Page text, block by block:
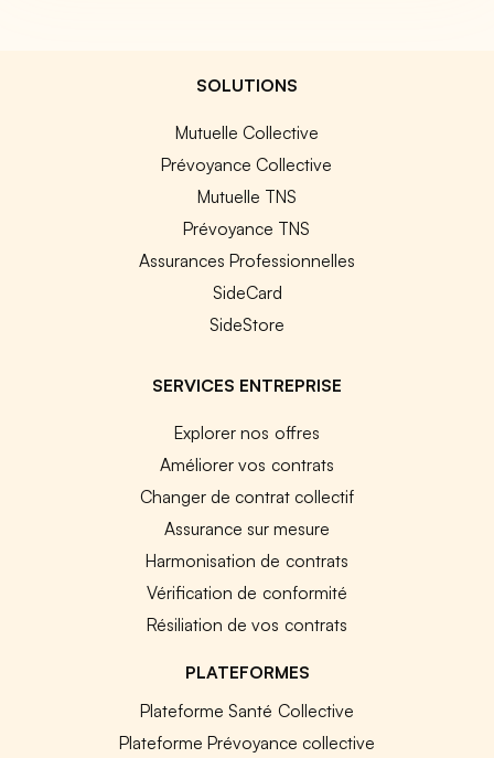
SOLUTIONS
Mutuelle Collective
Prévoyance Collective
Mutuelle TNS
Prévoyance TNS
Assurances Professionnelles
SideCard
SideStore
SERVICES ENTREPRISE
Explorer nos offres
Améliorer vos contrats
Changer de contrat collectif
Assurance sur mesure
Harmonisation de contrats
Vérification de conformité
Résiliation de vos contrats
PLATEFORMES
Plateforme Santé Collective
Plateforme Prévoyance collective